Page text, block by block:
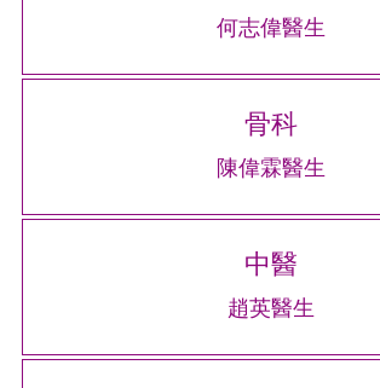
何志偉醫生
骨科
陳偉霖醫生
中醫
趙英醫生